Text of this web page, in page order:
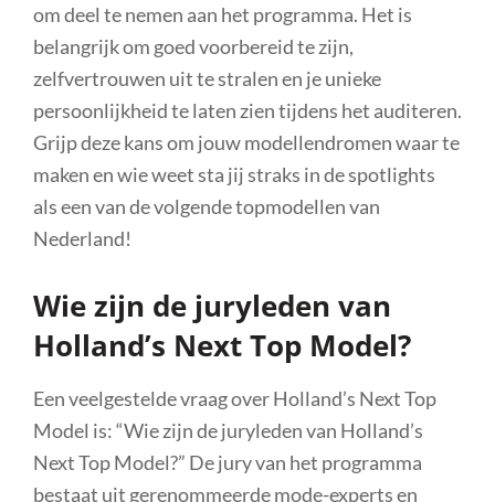
om deel te nemen aan het programma. Het is
belangrijk om goed voorbereid te zijn,
zelfvertrouwen uit te stralen en je unieke
persoonlijkheid te laten zien tijdens het auditeren.
Grijp deze kans om jouw modellendromen waar te
maken en wie weet sta jij straks in de spotlights
als een van de volgende topmodellen van
Nederland!
Wie zijn de juryleden van
Holland’s Next Top Model?
Een veelgestelde vraag over Holland’s Next Top
Model is: “Wie zijn de juryleden van Holland’s
Next Top Model?” De jury van het programma
bestaat uit gerenommeerde mode-experts en